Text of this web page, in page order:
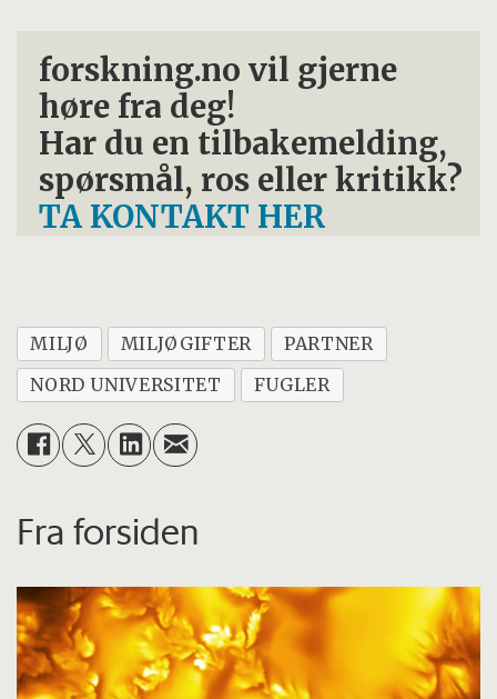
forskning.no vil gjerne
høre fra deg!
Har du en tilbakemelding,
spørsmål, ros eller kritikk?
TA KONTAKT HER
MILJØ MILJØGIFTER
PARTNER
NORD UNIVERSITET
FUGLER
Fra forsiden